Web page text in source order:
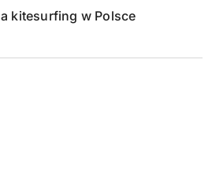
kitesurfing w Polsce